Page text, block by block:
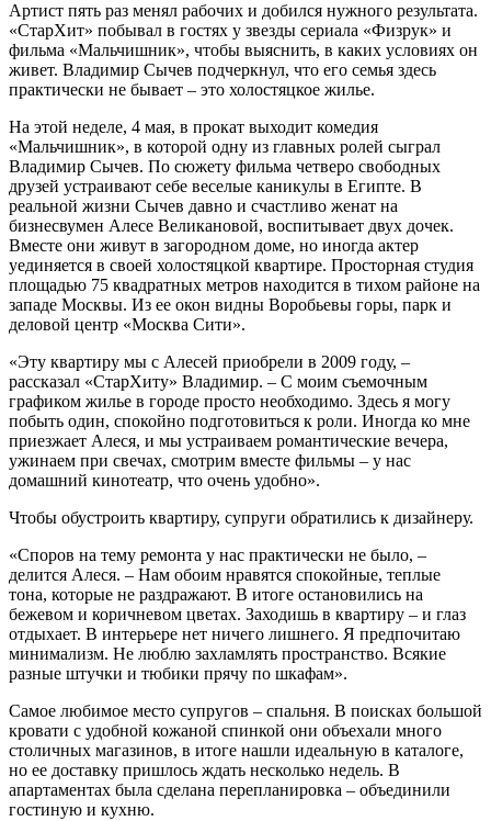
Артист пять раз менял рабочих и добился нужного результата.
«СтарХит» побывал в гостях у звезды сериала «Физрук» и
фильма «Мальчишник», чтобы выяснить, в каких условиях он
живет. Владимир Сычев подчеркнул, что его семья здесь
практически не бывает – это холостяцкое жилье.
На этой неделе, 4 мая, в прокат выходит комедия
«Мальчишник», в которой одну из главных ролей сыграл
Владимир Сычев. По сюжету фильма четверо свободных
друзей устраивают себе веселые каникулы в Египте. В
реальной жизни Сычев давно и счастливо женат на
бизнесвумен Алесе Великановой, воспитывает двух дочек.
Вместе они живут в загородном доме, но иногда актер
уединяется в своей холостяцкой квартире. Просторная студия
площадью 75 квадратных метров находится в тихом районе на
западе Москвы. Из ее окон видны Воробьевы горы, парк и
деловой центр «Москва Сити».
«Эту квартиру мы с Алесей приобрели в 2009 году, –
рассказал «СтарХиту» Владимир. – С моим съемочным
графиком жилье в городе просто необходимо. Здесь я могу
побыть один, спокойно подготовиться к роли. Иногда ко мне
приезжает Алеся, и мы устраиваем романтические вечера,
ужинаем при свечах, смотрим вместе фильмы – у нас
домашний кинотеатр, что очень удобно».
Чтобы обустроить квартиру, супруги обратились к дизайнеру.
«Споров на тему ремонта у нас практически не было, –
делится Алеся. – Нам обоим нравятся спокойные, теплые
тона, которые не раздражают. В итоге остановились на
бежевом и коричневом цветах. Заходишь в квартиру – и глаз
отдыхает. В интерьере нет ничего лишнего. Я предпочитаю
минимализм. Не люблю захламлять пространство. Всякие
разные штучки и тюбики прячу по шкафам».
Самое любимое место супругов – спальня. В поисках большой
кровати с удобной кожаной спинкой они объехали много
столичных магазинов, в итоге нашли идеальную в каталоге,
но ее доставку пришлось ждать несколько недель. В
апартаментах была сделана перепланировка – объединили
гостиную и кухню.